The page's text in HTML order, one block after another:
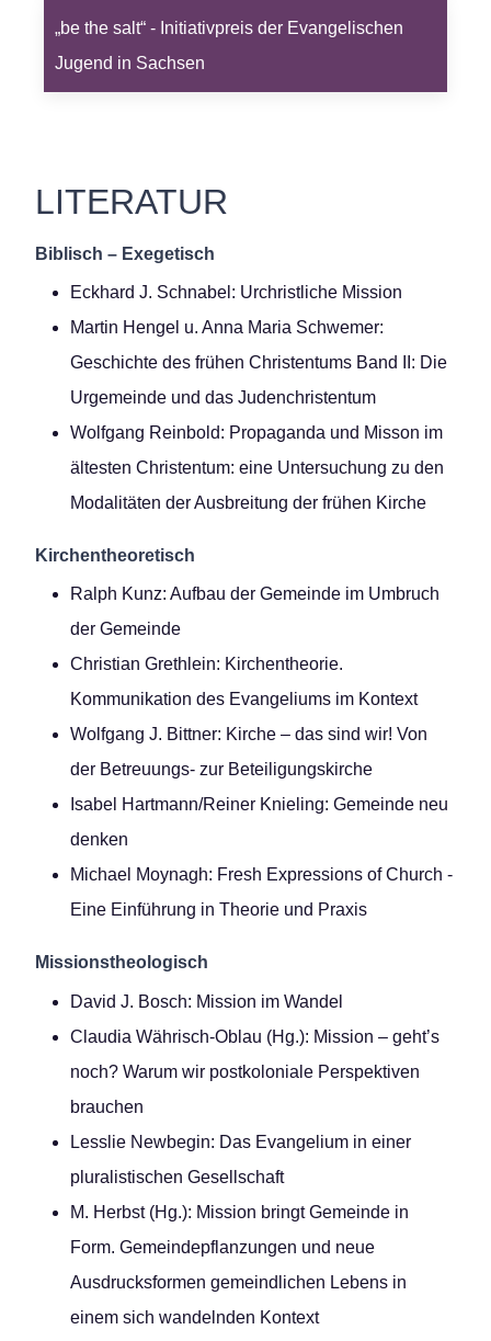
„be the salt“ - Initiativpreis der Evangelischen
Jugend in Sachsen
LITERATUR
Biblisch – Exegetisch
Eckhard J. Schnabel: Urchristliche Mission
Martin Hengel u. Anna Maria Schwemer:
Geschichte des frühen Christentums Band II: Die
Urgemeinde und das Judenchristentum
Wolfgang Reinbold: Propaganda und Misson im
ältesten Christentum: eine Untersuchung zu den
Modalitäten der Ausbreitung der frühen Kirche
Kirchentheoretisch
Ralph Kunz: Aufbau der Gemeinde im Umbruch
der Gemeinde
Christian Grethlein: Kirchentheorie.
Kommunikation des Evangeliums im Kontext
Wolfgang J. Bittner: Kirche – das sind wir! Von
der Betreuungs- zur Beteiligungskirche
Isabel Hartmann/Reiner Knieling: Gemeinde neu
denken
Michael Moynagh: Fresh Expressions of Church -
Eine Einführung in Theorie und Praxis
Missionstheologisch
David J. Bosch: Mission im Wandel
Claudia Währisch-Oblau (Hg.): Mission – geht’s
noch? Warum wir postkoloniale Perspektiven
brauchen
Lesslie Newbegin: Das Evangelium in einer
pluralistischen Gesellschaft
M. Herbst (Hg.): Mission bringt Gemeinde in
Form. Gemeindepflanzungen und neue
Ausdrucksformen gemeindlichen Lebens in
einem sich wandelnden Kontext